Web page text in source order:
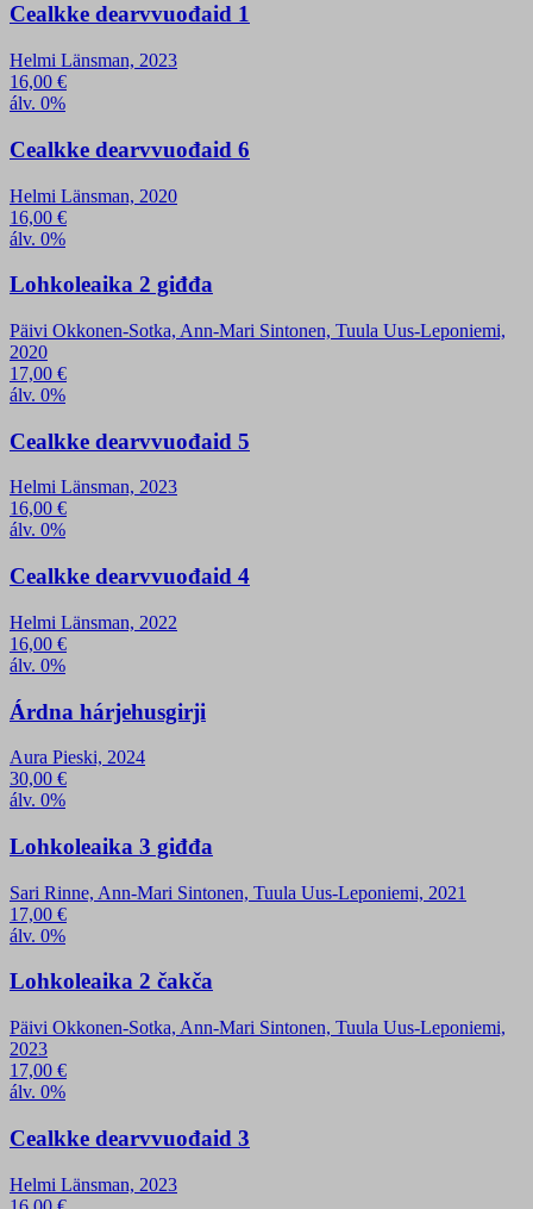
Cealkke dearvvuođaid 1
Helmi Länsman, 2023
16,00 €
álv. 0%
Cealkke dearvvuođaid 6
Helmi Länsman, 2020
16,00 €
álv. 0%
Lohkoleaika 2 giđđa
Päivi Okkonen-Sotka, Ann-Mari Sintonen, Tuula Uus-Leponiemi,
2020
17,00 €
álv. 0%
Cealkke dearvvuođaid 5
Helmi Länsman, 2023
16,00 €
álv. 0%
Cealkke dearvvuođaid 4
Helmi Länsman, 2022
16,00 €
álv. 0%
Árdna hárjehusgirji
Aura Pieski, 2024
30,00 €
álv. 0%
Lohkoleaika 3 giđđa
Sari Rinne, Ann-Mari Sintonen, Tuula Uus-Leponiemi, 2021
17,00 €
álv. 0%
Lohkoleaika 2 čakča
Päivi Okkonen-Sotka, Ann-Mari Sintonen, Tuula Uus-Leponiemi,
2023
17,00 €
álv. 0%
Cealkke dearvvuođaid 3
Helmi Länsman, 2023